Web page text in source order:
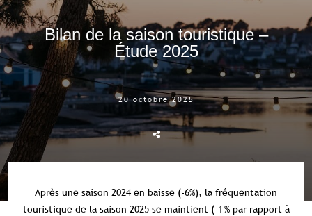
Bilan de la saison touristique –
Étude 2025
20 octobre 2025
Après une saison 2024 en baisse (-6%), la fréquentation
touristique de la saison 2025 se maintient (-1 % par rapport à